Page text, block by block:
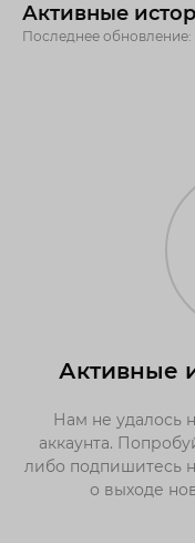
Активные
Последнее обновление:
Активные
Нам не удалось
аккаунта.
либо подпишитесь
о выходе